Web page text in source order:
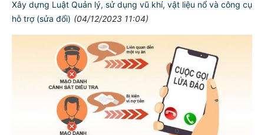
Xây dựng Luật Quản lý, sử dụng vũ khí, vật liệu nổ và công cụ
hỗ trợ (sửa đổi) (04/12/2023 11:04)